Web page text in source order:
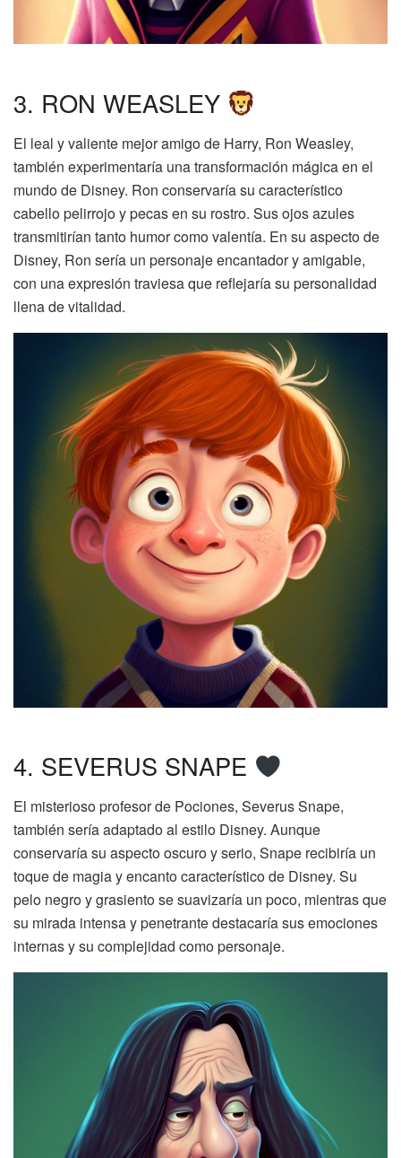
3. RON WEASLEY
El leal y valiente mejor amigo de Harry, Ron Weasley,
también experimentaría una transformación mágica en el
mundo de Disney. Ron conservaría su característico
cabello pelirrojo y pecas en su rostro. Sus ojos azules
transmitirían tanto humor como valentía. En su aspecto de
Disney, Ron sería un personaje encantador y amigable,
con una expresión traviesa que reflejaría su personalidad
llena de vitalidad.
4. SEVERUS SNAPE
El misterioso profesor de Pociones, Severus Snape,
también sería adaptado al estilo Disney. Aunque
conservaría su aspecto oscuro y serio, Snape recibiría un
toque de magia y encanto característico de Disney. Su
pelo negro y grasiento se suavizaría un poco, mientras que
su mirada intensa y penetrante destacaría sus emociones
internas y su complejidad como personaje.